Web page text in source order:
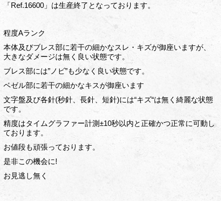
「Ref.16600」は生産終了となっております。
程度Aランク
本体及びブレス部に若干の細かなスレ・キズが御座いますが、
大きなダメージは無く良い状態です。
ブレス部には”ノビ”も少なく良い状態です。
ベゼル部に若干の細かなキスが御座います
文字盤及び各針(秒針、長針、短針)には“キズ“は無く綺麗な状態
です。
精度はタイムグラファー計測±10秒以内と正確かつ正常に可動し
ております。
お値段も頑張っております。
是非この機会に!
お見逃し無く